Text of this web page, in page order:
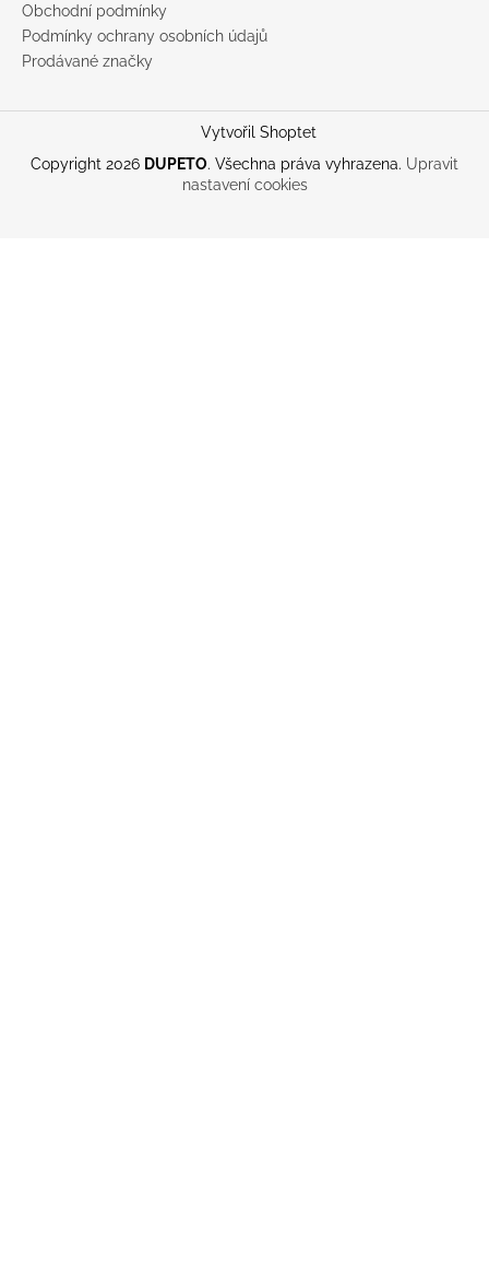
Obchodní podmínky
Podmínky ochrany osobních údajů
Prodávané značky
Vytvořil Shoptet
Copyright 2026 DUPETO. Všechna práva vyhrazena. Upravit
nastavení cookies